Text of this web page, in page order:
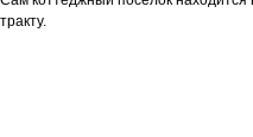
тракту.